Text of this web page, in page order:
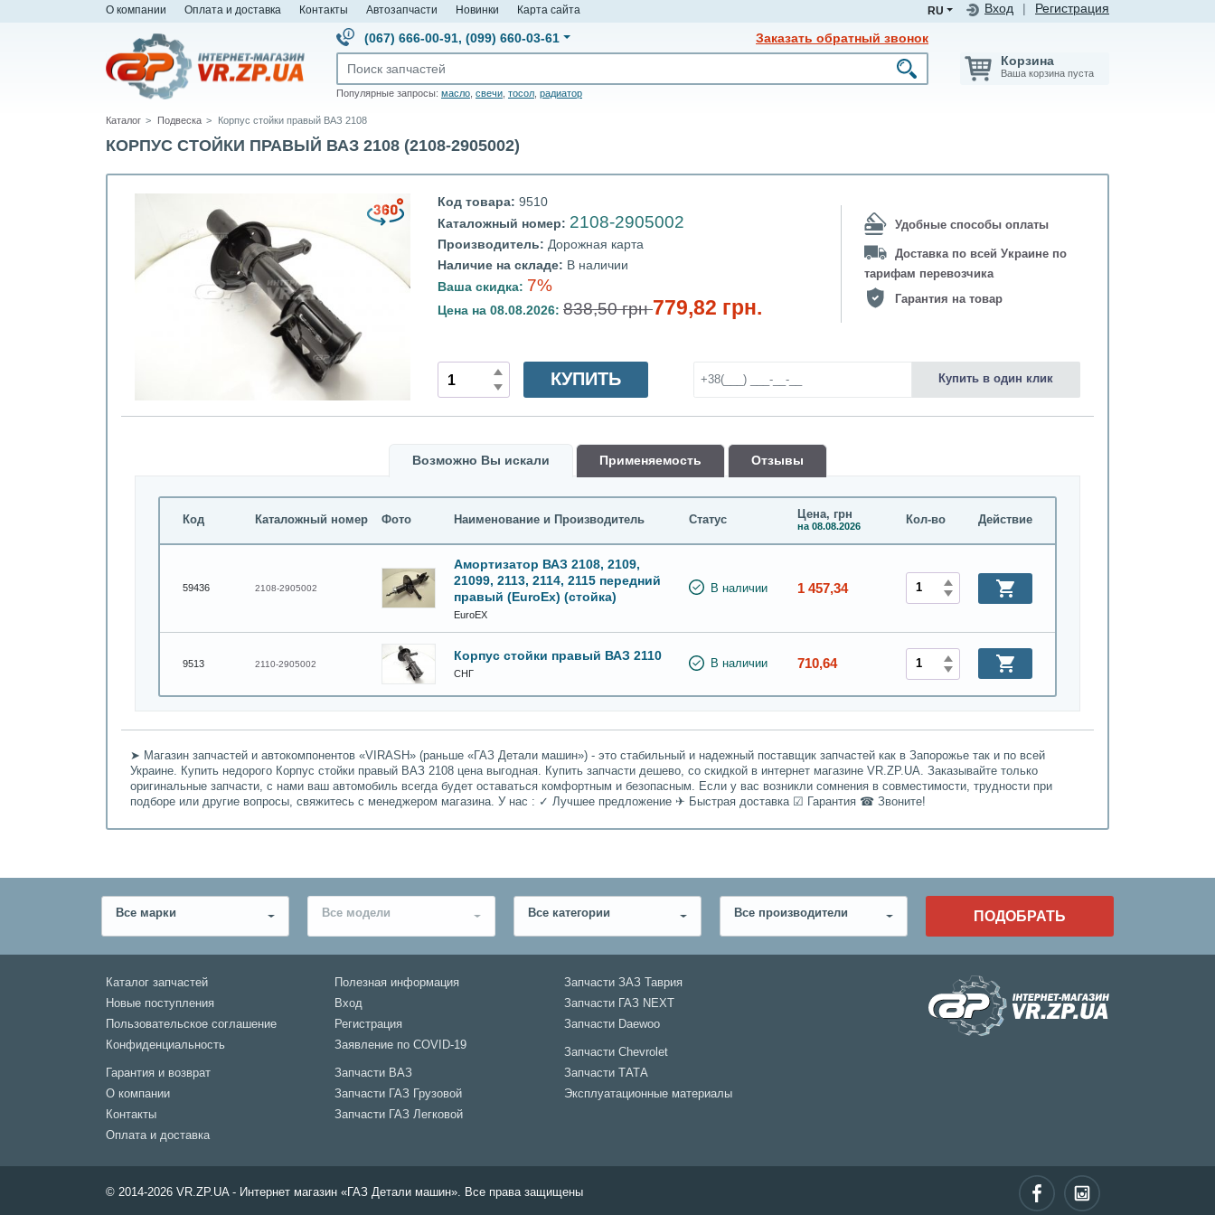
О компании Оплата и доставка Контакты Автозапчасти Новинки Карта сайта Вход Регистрация
RU
(067) 666-00-91, (099) 660-03-61 Заказать обратный звонок
Популярные запросы: масло свечи тосол радиатор
Корзина
Ваша корзина пуста
Каталог Подвеска Корпус стойки правый ВАЗ 2108
КОРПУС СТОЙКИ ПРАВЫЙ ВАЗ 2108 (2108-2905002)
Код товара: 9510
Каталожный номер: 2108-2905002
Производитель: Дорожная карта
Наличие на складе: В наличии
Ваша скидка: 7%
Цена на 08.08.2026: 838,50 грн779,82 грн.
Удобные способы оплаты
Доставка по всей Украине по
тарифам перевозчика
Гарантия на товар
КУПИТЬ Купить в один клик
Возможно Вы искали Применяемость Oтзывы
Код Каталожный номер Фото Наименование и Производитель Статус Цена, грн
на 08.08.2026 Кол-во Действие
59436 2108-2905002
Амортизатор ВАЗ 2108, 2109,
21099, 2113, 2114, 2115 передний
правый (EuroEx) (стойка)
EuroEX
В наличии 1 457,34
9513 2110-2905002
Корпус стойки правый ВАЗ 2110
СНГ
В наличии 710,64
➤ Магазин запчастей и автокомпонентов «VIRASH» (раньше «ГАЗ Детали машин») - это стабильный и надежный поставщик запчастей как в Запорожье так и по всей
Украине. Купить недорого Корпус стойки правый ВАЗ 2108 цена выгодная. Купить запчасти дешево, со скидкой в интернет магазине VR.ZP.UA. Заказывайте только
оригинальные запчасти, с нами ваш автомобиль всегда будет оставаться комфортным и безопасным. Если у вас возникли сомнения в совместимости, трудности при
подборе или другие вопросы, свяжитесь с менеджером магазина. У нас : ✓ Лучшее предложение ✈ Быстрая доставка ☑ Гарантия ☎ Звоните!
Все марки Все модели Все категории Все производители ПОДОБРАТЬ
Каталог запчастей
Новые поступления
Пользовательское соглашение
Конфиденциальность
Гарантия и возврат
О компании
Контакты
Оплата и доставка
Полезная информация
Вход
Регистрация
Заявление по COVID-19
Запчасти ВАЗ
Запчасти ГАЗ Грузовой
Запчасти ГАЗ Легковой
Запчасти ЗАЗ Таврия
Запчасти ГАЗ NEXT
Запчасти Daewoo
Запчасти Chevrolet
Запчасти ТАТА
Эксплуатационные материалы
© 2014-2026 VR.ZP.UA - Интернет магазин «ГАЗ Детали машин». Все права защищены